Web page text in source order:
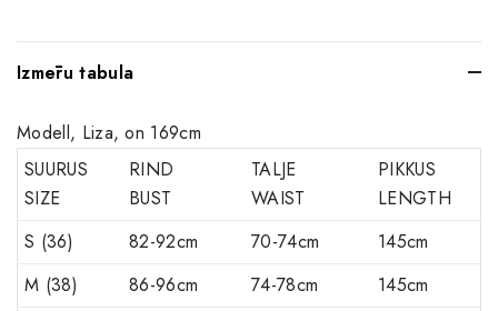
Izmēru tabula
Modell, Liza, on 169cm
SUURUS
SIZE
RIND
BUST
TALJE
WAIST
PIKKUS
LENGTH
S (36)
82-92cm 70-74cm
145cm
M (38)
86-96cm 74-78cm
145cm